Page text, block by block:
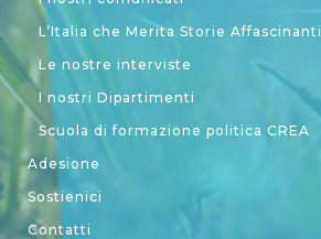
L’Italia che Merita Storie Affascinanti
Le nostre interviste
I nostri Dipartimenti
Scuola di formazione politica CREA
Adesione
Sostienici
Contatti